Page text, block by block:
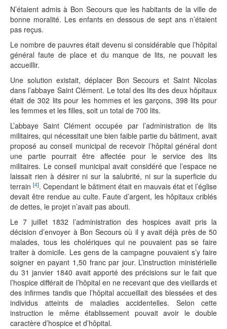
N’étaient admis à Bon Secours que les habitants de la ville de
bonne moralité. Les enfants en dessous de sept ans n’étaient
pas reçus.
Le nombre de pauvres était devenu si considérable que l’hôpital
général faute de place et du manque de lits, ne pouvait les
accueillir.
Une solution existait, déplacer Bon Secours et Saint Nicolas
dans l’abbaye Saint Clément. Le total des lits des deux hôpitaux
était de 302 lits pour les hommes et les garçons, 398 lits pour
les femmes et les filles, soit un total de 700 lits.
L’abbaye Saint Clément occupée par l’administration de lits
militaires, qui nécessitait une bien faible partie du bâtiment, avait
proposé au conseil municipal de recevoir l’hôpital général dont
une partie pourrait être affectée pour le service des lits
militaires. Le conseil municipal avait considéré que l’espace ne
laissait rien à désirer ni sur la salubrité, ni sur la superficie du
terrain [4]. Cependant le bâtiment était en mauvais état et l’église
devait être rendue au culte. Faute d’argent, les hôpitaux criblés
de dettes, le projet n’avait pas abouti.
Le 7 juillet 1832 l’administration des hospices avait pris la
décision d’envoyer à Bon Secours où il y avait déjà près de 50
malades, tous les cholériques qui ne pouvaient pas se faire
traiter à domicile. Les gens de la campagne pouvaient s’y faire
soigner en payant 1,50 franc par jour. L’instruction ministérielle
du 31 janvier 1840 avait apporté des précisions sur le fait que
l’hospice différait de l’hôpital en ne recevant que des vieillards et
des infirmes tandis que l’hôpital accueillait des blessées et des
individus atteints de maladies accidentelles. Selon cette
instruction le même établissement pouvait avoir le double
caractère d’hospice et d’hôpital.